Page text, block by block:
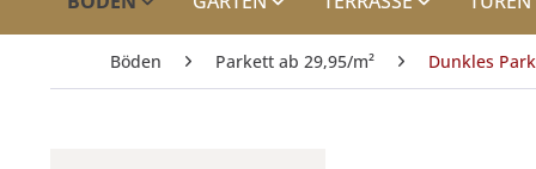
Böden Parkett ab 29,95/m² Dunkles